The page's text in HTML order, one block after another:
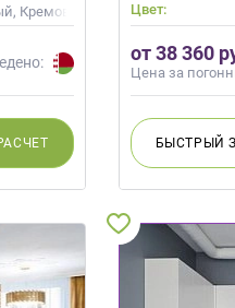
Кремовый, Капучино
Цвет:
от 38 360
Цена за
БЫСТРЫЙ